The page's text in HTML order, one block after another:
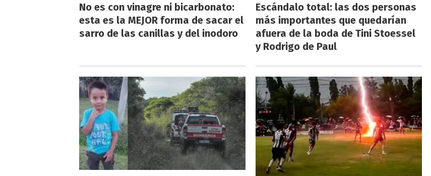
No es con vinagre ni bicarbonato:
esta es la MEJOR forma de sacar el
sarro de las canillas y del inodoro
Escándalo total: las dos personas
más importantes que quedarían
afuera de la boda de Tini Stoessel
y Rodrigo de Paul